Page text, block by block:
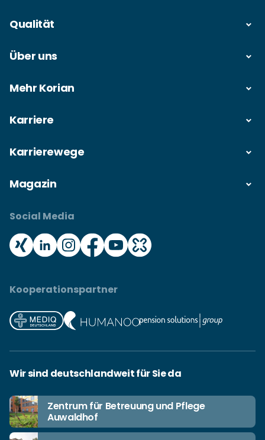
Qualität
Über uns
Mehr Korian
Karriere
Karrierewege
Magazin
Social Media
Kooperationspartner
Wir sind deutschlandweit für Sie da
Zentrum für Betreuung und Pflege
Auwaldhof